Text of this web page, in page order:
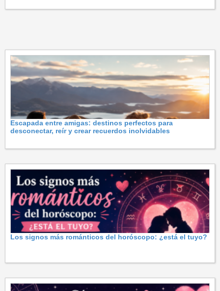
Escapada entre amigas: destinos perfectos para
desconectar, reír y crear recuerdos inolvidables
Los signos más románticos del horóscopo: ¿está el tuyo?